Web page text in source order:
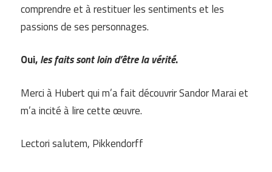
comprendre et à restituer les sentiments et les
passions de ses personnages.
Oui,les faits sont loin d’être la vérité.
Merci à Hubert qui m’a fait découvrir Sandor Marai et
m’a incité à lire cette œuvre.
Lectori salutem, Pikkendorff